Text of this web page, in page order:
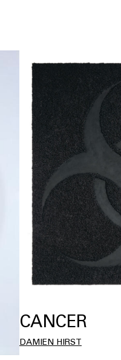
CANCER
DAMIEN HIRST